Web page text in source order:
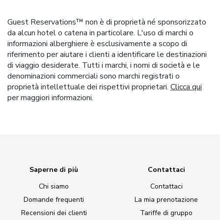
Guest Reservations™ non è di proprietà né sponsorizzato
da alcun hotel o catena in particolare. L'uso di marchi o
informazioni alberghiere è esclusivamente a scopo di
riferimento per aiutare i clienti a identificare le destinazioni
di viaggio desiderate. Tutti i marchi, i nomi di società e le
denominazioni commerciali sono marchi registrati o
proprietà intellettuale dei rispettivi proprietari. Clicca qui
per maggiori informazioni.
Saperne di più
Chi siamo
Domande frequenti
Recensioni dei clienti
Contattaci
Contattaci
La mia prenotazione
Tariffe di gruppo